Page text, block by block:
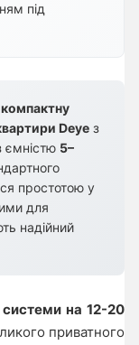
під
компактну
Deye з
ємністю 5–
простотою у
для
надійний
системи на 12-20
приватного